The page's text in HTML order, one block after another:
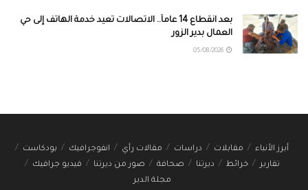
بعد انقطاع 14 عاماً.. الاتصالات تعيد خدمة الهاتف إلى حي
العمال بدير الزور
أبرز الأنباء مقابلات دراسات مقالات رأي انفوجرافيك
بودكاست
تقارير
خرائط ديرتنا صحافة صور من ديرتنا
فيديو جرافيك
مجلة الدير